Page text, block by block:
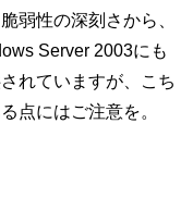
弱性の深刻さから、
Server 2003にも
れていますが、こち
点にはご注意を。